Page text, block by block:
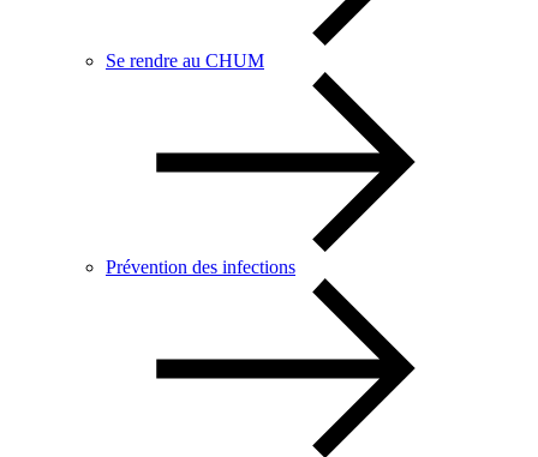
Se rendre au CHUM
Prévention des infections